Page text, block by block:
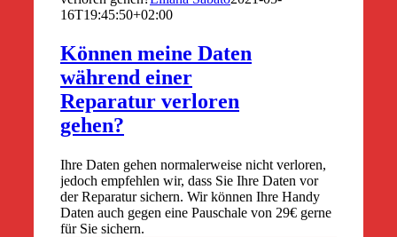
16T19:45:50+02:00
Können meine Daten
während einer
Reparatur verloren
gehen?
Ihre Daten gehen normalerweise nicht verloren,
jedoch empfehlen wir, dass Sie Ihre Daten vor
der Reparatur sichern. Wir können Ihre Handy
Daten auch gegen eine Pauschale von 29€ gerne
für Sie sichern.